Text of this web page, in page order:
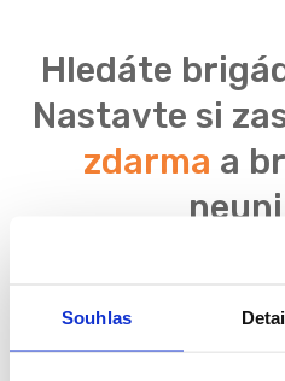
Souhlas
Hledáte
Nastavte si
zdarma a